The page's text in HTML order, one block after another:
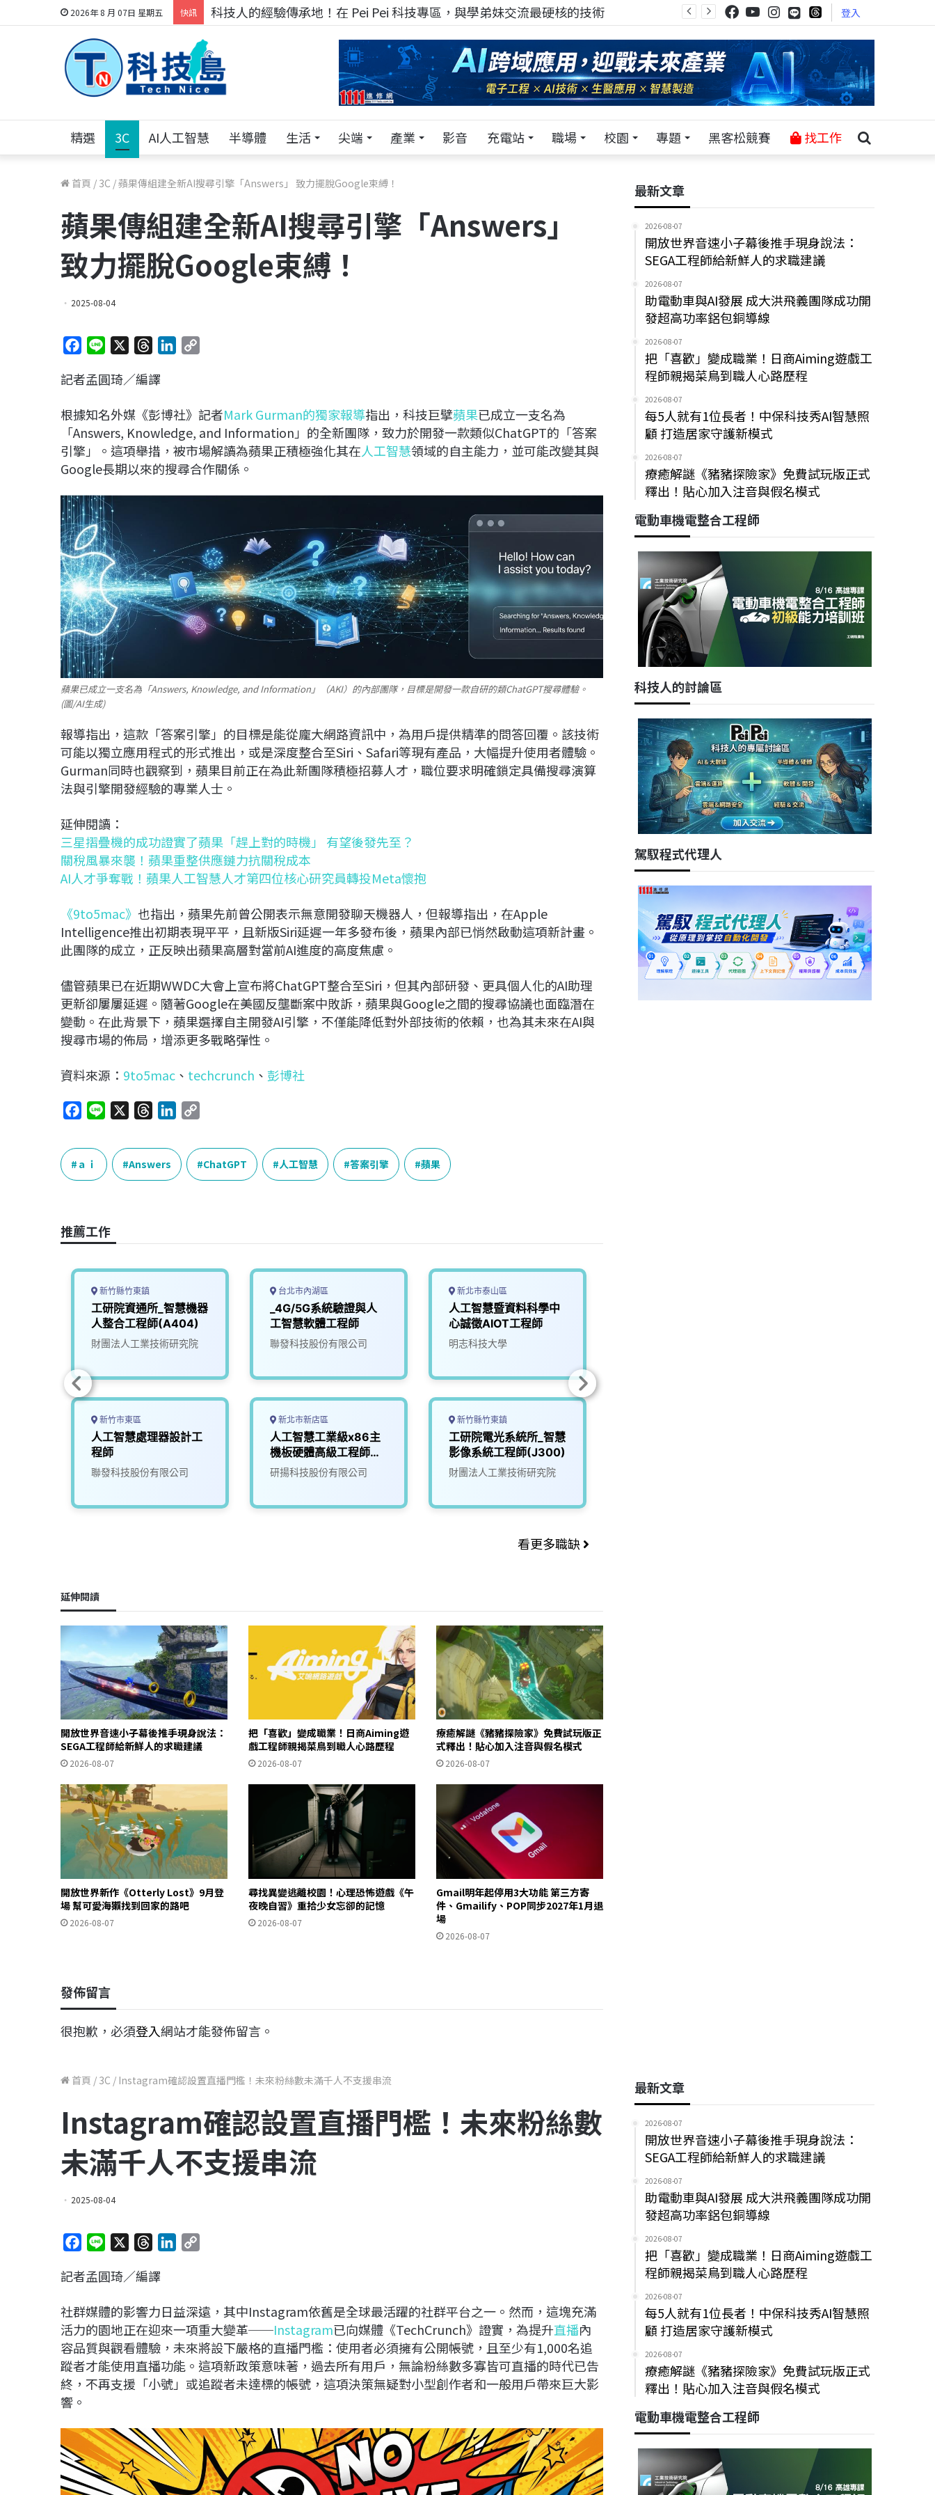
2026年 8 月 07日 星期五 快訊 科技人的經驗傳承地！在 Pei Pei 科技專區，與學弟妹交流最硬核的技術 登入
精選 3C AI人工智慧 半導體 生活 尖端 產業 影音 充電站 職場 校園 專題 黑客松競賽 找工作
首頁 / 3C /蘋果傳組建全新AI搜尋引擎「Answers」 致力擺脫Google束縛！
蘋果傳組建全新AI搜尋引擎「Answers」
致力擺脫Google束縛！
2025-08-04
c
b
o
o
k
n
r
a
d
s
e
d
I
n
L
i
n
k
記者孟圓琦／編譯
根據知名外媒《彭博社》記者Mark Gurman的獨家報導指出，科技巨擘蘋果已成立一支名為
「Answers, Knowledge, and Information」的全新團隊，致力於開發一款類似ChatGPT的「答案
引擎」。這項舉措，被市場解讀為蘋果正積極強化其在人工智慧領域的自主能力，並可能改變其與
Google長期以來的搜尋合作關係。
蘋果已成立一支名為「Answers, Knowledge, and Information」（AKI）的內部團隊，目標是開發一款自研的類ChatGPT搜尋體驗。
(圖/AI生成)
報導指出，這款「答案引擎」的目標是能從龐大網路資訊中，為用戶提供精準的問答回覆。該技術
可能以獨立應用程式的形式推出，或是深度整合至Siri、Safari等現有產品，大幅提升使用者體驗。
Gurman同時也觀察到，蘋果目前正在為此新團隊積極招募人才，職位要求明確鎖定具備搜尋演算
法與引擎開發經驗的專業人士。
延伸閱讀：
三星摺疊機的成功證實了蘋果「趕上對的時機」 有望後發先至？
關稅風暴來襲！蘋果重整供應鏈力抗關稅成本
AI人才爭奪戰！蘋果人工智慧人才第四位核心研究員轉投Meta懷抱
《9to5mac》 也指出，蘋果先前曾公開表示無意開發聊天機器人，但報導指出，在Apple
Intelligence推出初期表現平平，且新版Siri延遲一年多發布後，蘋果內部已悄然啟動這項新計畫。
此團隊的成立，正反映出蘋果高層對當前AI進度的高度焦慮。
儘管蘋果已在近期WWDC大會上宣布將ChatGPT整合至Siri，但其內部研發、更具個人化的AI助理
更新卻屢屢延遲。隨著Google在美國反壟斷案中敗訴，蘋果與Google之間的搜尋協議也面臨潛在
變動。在此背景下，蘋果選擇自主開發AI引擎，不僅能降低對外部技術的依賴，也為其未來在AI與
搜尋市場的佈局，增添更多戰略彈性。
資料來源： 9to5mac 、 techcrunch 、 彭博社
c
e
b
k
e
r
e
a
k
p
y
L
ａｉ Answers ChatGPT 人工智慧 答案引擎 蘋果
推薦工作
新竹縣竹東鎮
工研院資通所_智慧機器
人整合工程師(A404)
財團法人工業技術研究院
新竹市東區
人工智慧處理器設計工
程師
聯發科技股份有限公司
台北市內湖區
_4G/5G系統驗證與人
工智慧軟體工程師
聯發科技股份有限公司
新北市新店區
人工智慧工業級x86主
機板硬體高級工程師
(BXD)
研揚科技股份有限公司
新北市泰山區
人工智慧暨資料科學中
心誠徵AIOT工程師
明志科技大學
新竹縣竹東鎮
工研院電光系統所_智慧
影像系統工程師(J300)
財團法人工業技術研究院
看更多職缺
延伸閱讀
開放世界音速小子幕後推手現身說法：
SEGA工程師給新鮮人的求職建議
2026-08-07
把「喜歡」變成職業！日商Aiming遊
戲工程師親揭菜鳥到職人心路歷程
2026-08-07
療癒解謎《豬豬探險家》免費試玩版正
式釋出！貼心加入注音與假名模式
2026-08-07
開放世界新作《Otterly Lost》9月登
場 幫可愛海獺找到回家的路吧
2026-08-07
尋找異變逃離校園！心理恐怖遊戲《午
夜晚自習》重拾少女忘卻的記憶
2026-08-07
Gmail明年起停用3大功能 第三方寄
件、Gmailify、POP同步2027年1月退
場
2026-08-07
發佈留言
很抱歉，必須登入網站才能發佈留言。
最新文章
2026-08-07
開放世界音速小子幕後推手現身說法：
SEGA工程師給新鮮人的求職建議
2026-08-07
助電動車與AI發展 成大洪飛義團隊成功開
發超高功率鋁包銅導線
2026-08-07
把「喜歡」變成職業！日商Aiming遊戲工
程師親揭菜鳥到職人心路歷程
2026-08-07
每5人就有1位長者！中保科技秀AI智慧照
顧 打造居家守護新模式
2026-08-07
療癒解謎《豬豬探險家》免費試玩版正式
釋出！貼心加入注音與假名模式
電動車機電整合工程師
科技人的討論區
駕馭程式代理人